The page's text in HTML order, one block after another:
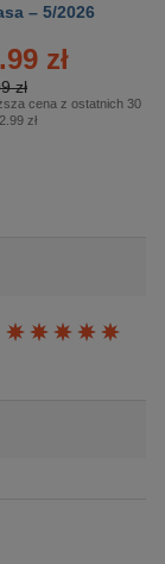
– 5/2026
zł
zł
cena z ostatnich 30
zł